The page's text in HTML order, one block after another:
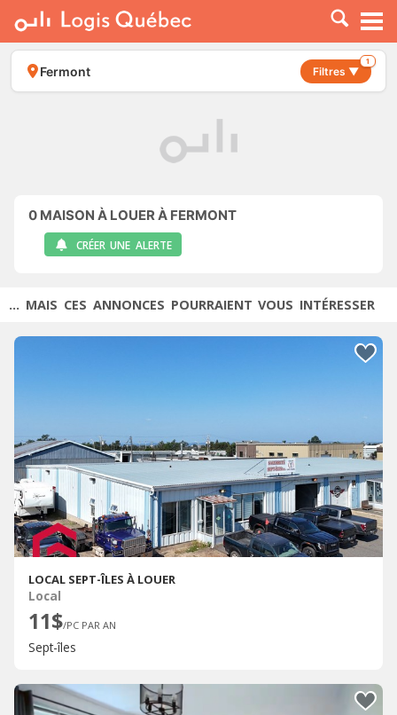
À LOUER
À VENDRE
PLACER UNE ANNONCE
Fermont Filtres ▼
1
0 MAISON À LOUER À FERMONT
CRÉER UNE ALERTE
... MAIS CES ANNONCES POURRAIENT VOUS INTÉRESSER
LOCAL SEPT-ÎLES À LOUER
Local
11$/PC PAR AN
Sept-îles